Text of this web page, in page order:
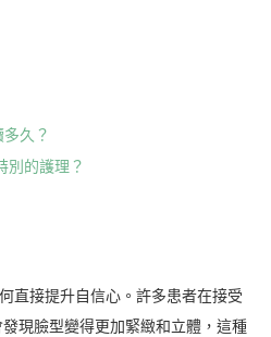
久？
別的護理？
直接提升自信心。許多患者在接受
現臉型變得更加緊緻和立體，這種